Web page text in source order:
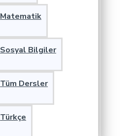
Matematik
Sosyal Bilgiler
Tüm Dersler
Türkçe